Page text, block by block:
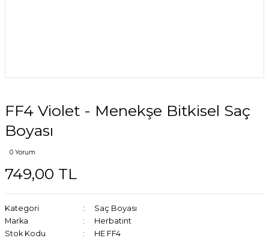
FF4 Violet - Menekşe Bitkisel Saç
Boyası
0 Yorum
749,00 TL
Kategori
Saç Boyası
Marka
Herbatint
Stok Kodu
HE FF4